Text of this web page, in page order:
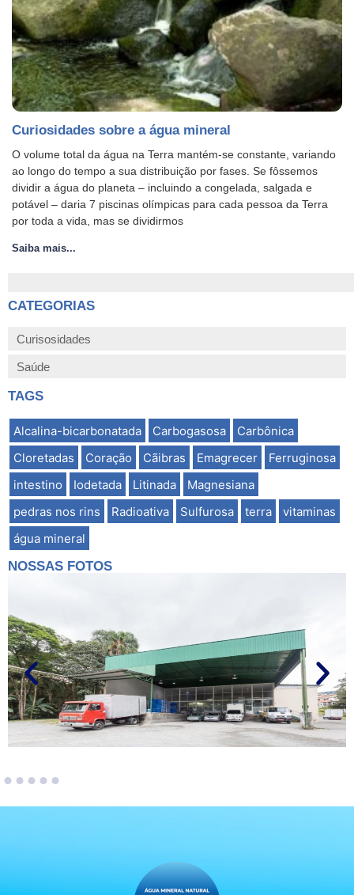
Curiosidades sobre a água mineral
O volume total da água na Terra mantém-se constante, variando
ao longo do tempo a sua distribuição por fases. Se fôssemos
dividir a água do planeta – incluindo a congelada, salgada e
potável – daria 7 piscinas olímpicas para cada pessoa da Terra
por toda a vida, mas se dividirmos
Saiba mais...
CATEGORIAS
Curisosidades
Saúde
TAGS
Alcalina-bicarbonatada Carbogasosa
Carbônica
Cloretadas
Coração Cãibras Emagrecer
Ferruginosa
intestino
Iodetada Litinada
Magnesiana
pedras nos rins
Radioativa Sulfurosa terra
vitaminas
água mineral
NOSSAS FOTOS